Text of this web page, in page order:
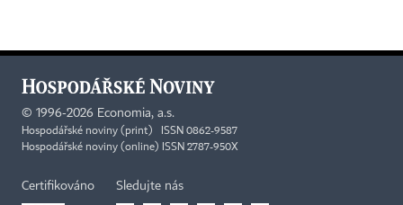
© 1996-2026 Economia, a.s.
Hospodářské noviny (print) ISSN 0862-9587
Hospodářské noviny (online) ISSN 2787-950X
Certifikováno Sledujte nás